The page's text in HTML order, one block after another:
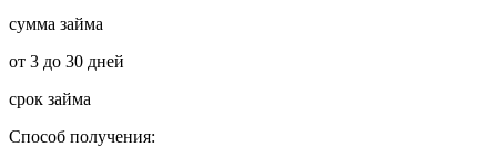
сумма займа
от 3 до 30 дней
срок займа
Способ получения: